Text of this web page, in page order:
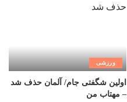
ورزشی
اولین شگفتی جام/ آلمان حذف شد
– مهتاب من